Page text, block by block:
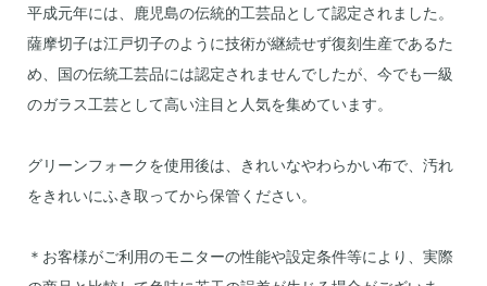
平成元年には、鹿児島の伝統的工芸品として認定されました。
薩摩切子は江戸切子のように技術が継続せず復刻生産であるた
め、国の伝統工芸品には認定されませんでしたが、今でも一級
のガラス工芸として高い注目と人気を集めています。
グリーンフォークを使用後は、きれいなやわらかい布で、汚れ
をきれいにふき取ってから保管ください。
＊お客様がご利用のモニターの性能や設定条件等により、実際